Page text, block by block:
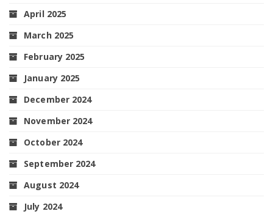
April 2025
March 2025
February 2025
January 2025
December 2024
November 2024
October 2024
September 2024
August 2024
July 2024